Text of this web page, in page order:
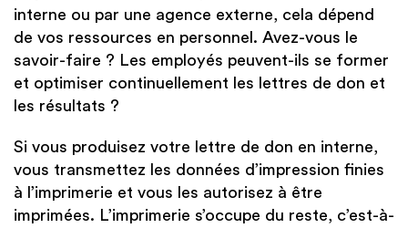
interne ou par une agence externe, cela dépend
de vos ressources en personnel. Avez-vous le
savoir-faire ? Les employés peuvent-ils se former
et optimiser continuellement les lettres de don et
les résultats ?
Si vous produisez votre lettre de don en interne,
vous transmettez les données d’impression finies
à l’imprimerie et vous les autorisez à être
imprimées. L’imprimerie s’occupe du reste, c’est-à-